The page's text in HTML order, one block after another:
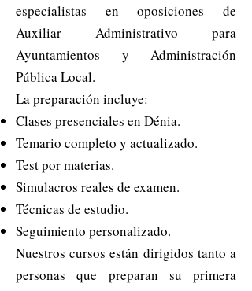
especialistas en oposiciones de
Auxiliar Administrativo para
Ayuntamientos y Administración
Pública Local.
La preparación incluye:
Clases presenciales en Dénia.
Temario completo y actualizado.
Test por materias.
Simulacros reales de examen.
Técnicas de estudio.
Seguimiento personalizado.
Nuestros cursos están dirigidos tanto a
personas que preparan su primera